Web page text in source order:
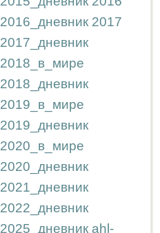
2016_дневник 2017
2017_дневник
2018_в_мире
2018_дневник
2019_в_мире
2019_дневник
2020_в_мире
2020_дневник
2021_дневник
2022_дневник
2025_дневник ahl-